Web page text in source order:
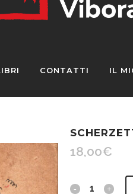
CONTATTI IL
18,00€
Scherzetti